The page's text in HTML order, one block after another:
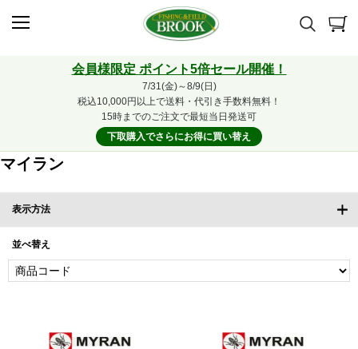
会員様限定 ポイント5倍セール開催！
7/31(金)～8/9(日)
税込10,000円以上で送料・代引き手数料無料！
15時までのご注文で最短当日発送可
下取購入でさらにお得に買い替え
マイラン
表示方法
並べ替え